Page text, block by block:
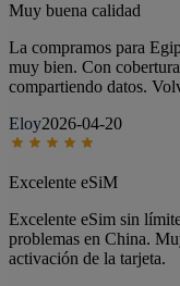
Muy buena calidad
La compramos para
muy bien. Con
compartiendo datos.
Eloy2026-04-20
Excelente eSiM
Excelente eSim sin
problemas en China.
activación de la tarjeta.